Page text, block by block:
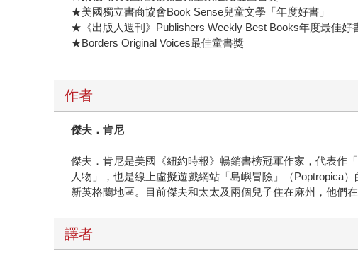
★美國獨立書商協會Book Sense兒童文學「年度好書」
★《出版人週刊》Publishers Weekly Best Books年度最佳好
★Borders Original Voices最佳童書獎
作者
傑夫．肯尼
傑夫．肯尼是美國《紐約時報》暢銷書榜冠軍作家，代表作
人物」，也是線上虛擬遊戲網站「島嶼冒險」（Poptropica
新英格蘭地區。目前傑夫和太太及兩個兒子住在麻州，他們
譯者